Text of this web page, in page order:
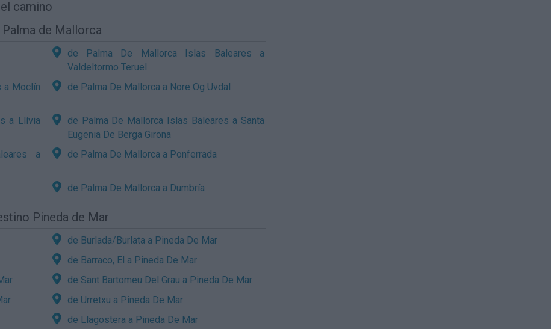
camino
de Mallorca
de Palma De Mallorca Islas Baleares a
Valdeltormo Teruel
a Moclín
de Palma De Mallorca a Nore Og Uvdal
a Llívia
de Palma De Mallorca Islas Baleares a Santa
Eugenia De Berga Girona
a
de Palma De Mallorca a Ponferrada
de Palma De Mallorca a Dumbría
Pineda de Mar
de Burlada/Burlata a Pineda De Mar
de Barraco, El a Pineda De Mar
de Sant Bartomeu Del Grau a Pineda De Mar
de Urretxu a Pineda De Mar
de Llagostera a Pineda De Mar